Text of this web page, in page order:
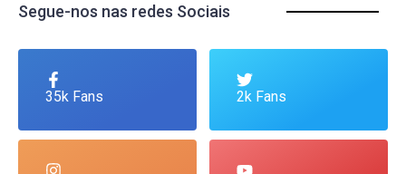
Segue-nos nas redes Sociais
35k Fans 2k Fans